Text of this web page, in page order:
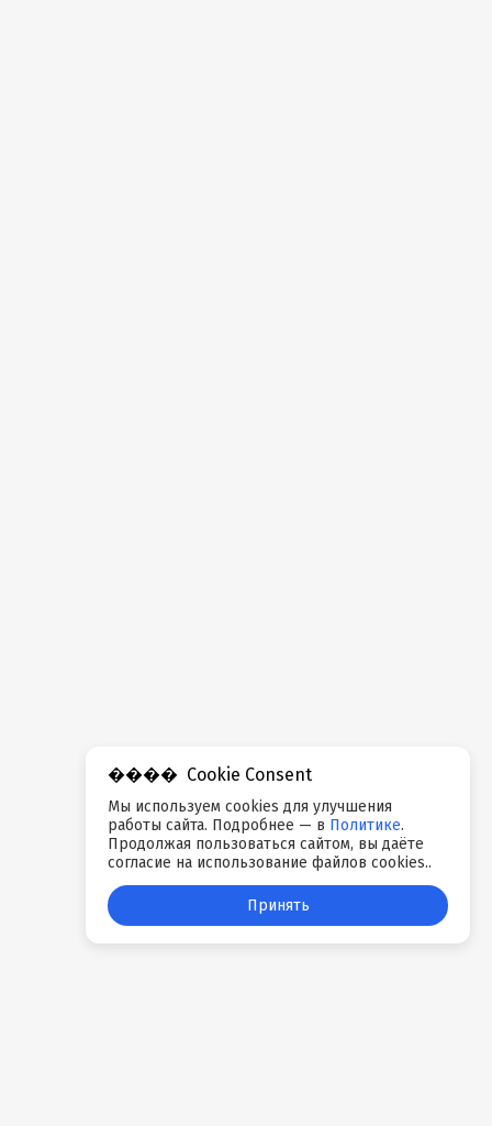
Cookie Consent
Мы используем cookies для улучшения
работы сайта. Подробнее — в Политике.
Продолжая пользоваться сайтом, вы даёте
согласие на использование файлов cookies..
Принять